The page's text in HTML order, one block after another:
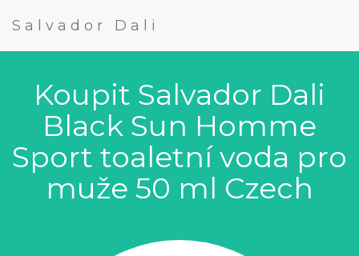
Salvador Dali
Koupit Salvador Dali
Black Sun Homme
Sport toaletní voda pro
muže 50 ml Czech